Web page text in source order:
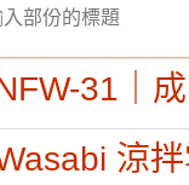
31｜
涼